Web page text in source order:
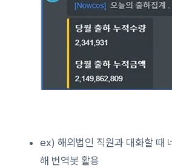
ex) 해외법인 직원과 대화할 때
해 번역봇 활용